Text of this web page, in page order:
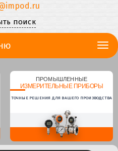
поиск
ПРОМЫШЛЕННЫЕ
ИЗМЕРИТЕЛЬНЫЕ ПРИБОРЫ
ТОЧНЫЕ РЕШЕНИЯ ДЛЯ ВАШЕГО ПРОИЗВОДСТВА